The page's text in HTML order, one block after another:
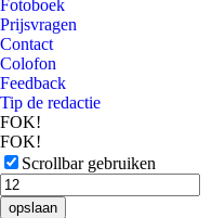
Fotoboek
Prijsvragen
Contact
Colofon
Feedback
Tip de redactie
FOK!
FOK!
Scrollbar gebruiken
opslaan